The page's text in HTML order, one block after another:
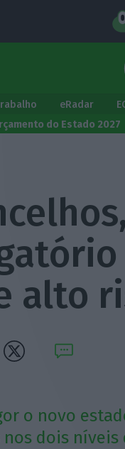
eRadar
do Estado 2027
alto
o novo
dois níveis